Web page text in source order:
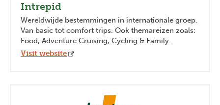
Intrepid
Wereldwijde bestemmingen in internationale groep.
Van basic tot comfort trips. Ook themareizen zoals:
Food, Adventure Cruising, Cycling & Family.
Visit website